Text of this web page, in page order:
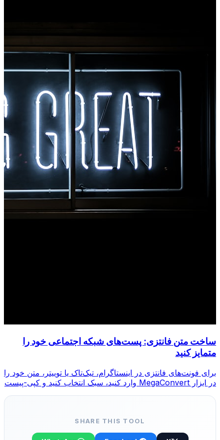
ساخت متن فانتزی: پست‌های شبکه اجتماعی خود را
متمایز کنید
برای فونت‌های فانتزی در اینستاگرام، تیک‌تاک یا توییتر، متن خود را
در ابزار MegaConvert وارد کنید، سبک انتخاب کنید و کپی-پیست
SHARE THIS TOOL